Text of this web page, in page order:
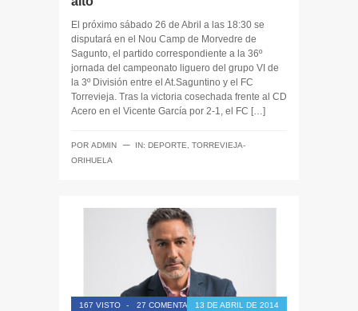
El próximo sábado 26 de Abril a las 18:30 se
disputará en el Nou Camp de Morvedre de
Sagunto, el partido correspondiente a la 36º
jornada del campeonato liguero del grupo VI de
la 3º División entre el At.Saguntino y el FC
Torrevieja. Tras la victoria cosechada frente al CD
Acero en el Vicente García por 2-1, el FC […]
POR ADMIN ─ IN: DEPORTE, TORREVIEJA-
ORIHUELA
167 VISTO - 27 COMENTARIOS13 DE ABRIL DE 2014